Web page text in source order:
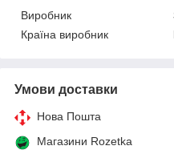
Виробник
Країна виробник
Умови доставки
Нова Пошта
Магазини Rozetka